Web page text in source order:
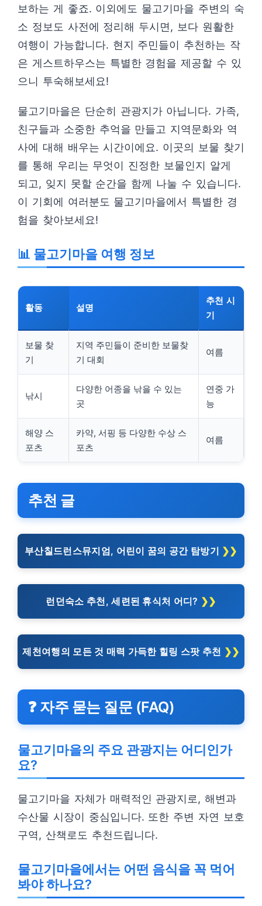
보하는 게 좋죠. 이외에도 물고기마을 주변의 숙
소 정보도 사전에 정리해 두시면, 보다 원활한
여행이 가능합니다. 현지 주민들이 추천하는 작
은 게스트하우스는 특별한 경험을 제공할 수 있
으니 투숙해보세요!
물고기마을은 단순히 관광지가 아닙니다. 가족,
친구들과 소중한 추억을 만들고 지역문화와 역
사에 대해 배우는 시간이에요. 이곳의 보물 찾기
를 통해 우리는 무엇이 진정한 보물인지 알게
되고, 잊지 못할 순간을 함께 나눌 수 있습니다.
이 기회에 여러분도 물고기마을에서 특별한 경
험을 찾아보세요!
📊 물고기마을 여행 정보
활동 설명
추천 시
기
보물 찾
기
지역 주민들이 준비한 보물찾
기 대회
여름
낚시
다양한 어종을 낚을 수 있는
곳
연중 가
능
해양 스
포츠
카약, 서핑 등 다양한 수상 스
포츠
여름
추천 글
부산칠드런스뮤지엄, 어린이 꿈의 공간 탐방기
런던숙소 추천, 세련된 휴식처 어디?
제천여행의 모든 것 매력 가득한 힐링 스팟 추천
❓ 자주 묻는 질문 (FAQ)
물고기마을의 주요 관광지는 어디인가
요?
물고기마을 자체가 매력적인 관광지로, 해변과
수산물 시장이 중심입니다. 또한 주변 자연 보호
구역, 산책로도 추천드립니다.
물고기마을에서는 어떤 음식을 꼭 먹어
봐야 하나요?